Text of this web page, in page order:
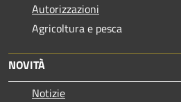
Autorizzazioni
Agricoltura e pesca
NOVITÀ
Notizie